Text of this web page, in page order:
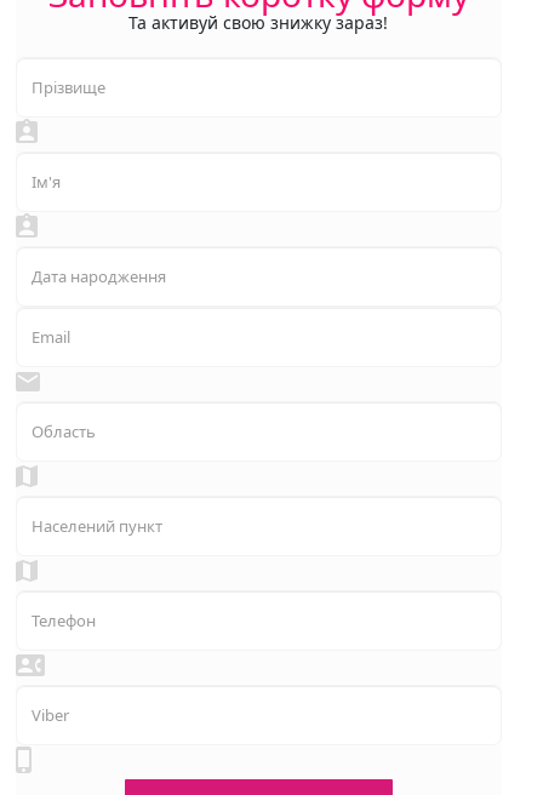
Та активуй свою знижку зараз!